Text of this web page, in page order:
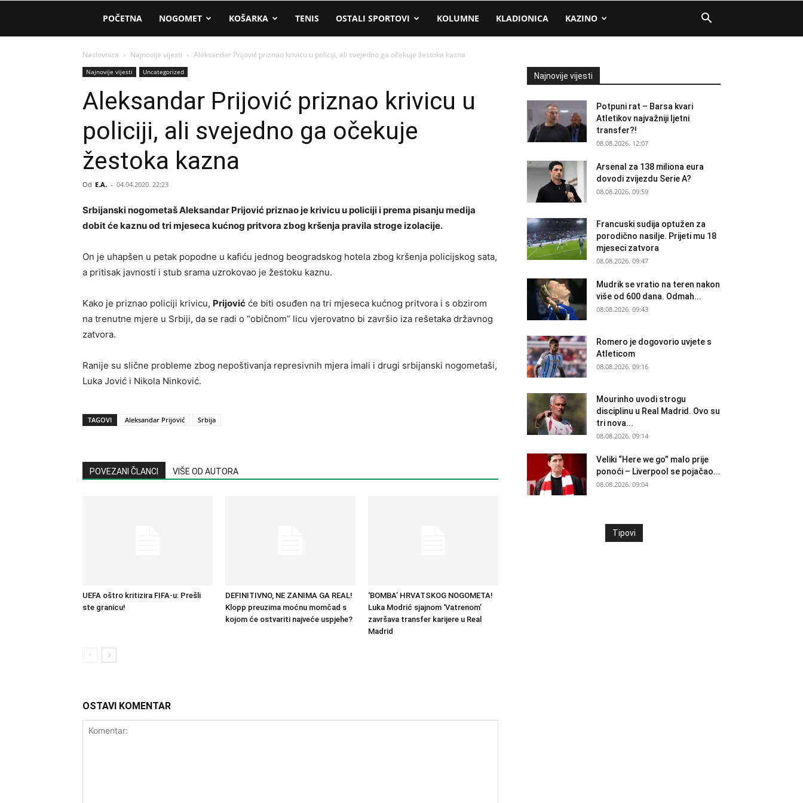
AM
Sport
POČETNA NOGOMET KOŠARKA TENIS OSTALI SPORTOVI KOLUMNE KLADIONICA KAZINO
Naslovnica Najnovije vijesti Aleksandar Prijović priznao krivicu u policiji, ali svejedno ga očekuje žestoka kazna
Najnovije vijesti Uncategorized
Aleksandar Prijović priznao krivicu u
policiji, ali svejedno ga očekuje
žestoka kazna
Od E.A. - 04.04.2020. 22:23
Srbijanski nogometaš Aleksandar Prijović priznao je krivicu u policiji i prema pisanju medija
dobit će kaznu od tri mjeseca kućnog pritvora zbog kršenja pravila stroge izolacije.
On je uhapšen u petak popodne u kafiću jednog beogradskog hotela zbog kršenja policijskog sata,
a pritisak javnosti i stub srama uzrokovao je žestoku kaznu.
Kako je priznao policiji krivicu, Prijović će biti osuđen na tri mjeseca kućnog pritvora i s obzirom
na trenutne mjere u Srbiji, da se radi o “običnom” licu vjerovatno bi završio iza rešetaka državnog
zatvora.
Ranije su slične probleme zbog nepoštivanja represivnih mjera imali i drugi srbijanski nogometaši,
Luka Jović i Nikola Ninković.
TAGOVI Aleksandar Prijović Srbija
POVEZANI ČLANCI VIŠE OD AUTORA
UEFA oštro kritizira FIFA-u: Prešli
ste granicu!
DEFINITIVNO, NE ZANIMA GA REAL!
Klopp preuzima moćnu momčad s
kojom će ostvariti najveće uspjehe?
‘BOMBA’ HRVATSKOG NOGOMETA!
Luka Modrić sjajnom ‘Vatrenom’
završava transfer karijere u Real
Madrid
OSTAVI KOMENTAR
Najnovije vijesti
Potpuni rat – Barsa kvari
Atletikov najvažniji ljetni
transfer?!
08.08.2026. 12:07
Arsenal za 138 miliona eura
dovodi zvijezdu Serie A?
08.08.2026. 09:59
Francuski sudija optužen za
porodično nasilje. Prijeti mu 18
mjeseci zatvora
08.08.2026. 09:47
Mudrik se vratio na teren nakon
više od 600 dana. Odmah...
08.08.2026. 09:43
Romero je dogovorio uvjete s
Atleticom
08.08.2026. 09:16
Mourinho uvodi strogu
disciplinu u Real Madrid. Ovo su
tri nova...
08.08.2026. 09:14
Veliki “Here we go” malo prije
ponoći – Liverpool se pojačao...
08.08.2026. 09:04
Tipovi